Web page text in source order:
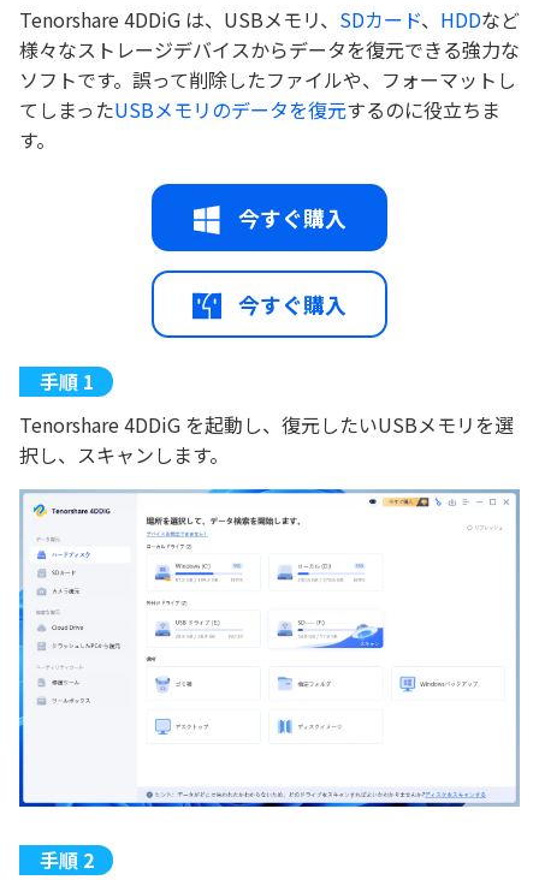
Tenorshare 4DDiG は、USBメモリ、 SDカード、 HDDなど
様々なストレージデバイスからデータを復元できる強力な
ソフトです。誤って削除したファイルや、フォーマットし
てしまったUSBメモリのデータを復元するのに役立ちま
す。
今すぐ購入
今すぐ購入
Tenorshare 4DDiG を起動し、復元したいUSBメモリを選
択し、スキャンします。